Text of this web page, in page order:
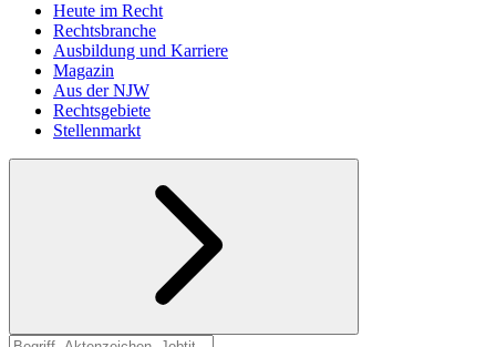
Heute im Recht
Rechtsbranche
Ausbildung und Karriere
Magazin
Aus der NJW
Rechtsgebiete
Stellenmarkt